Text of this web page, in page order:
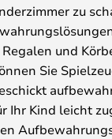
zu
und
Sie
Ihr Kind leicht